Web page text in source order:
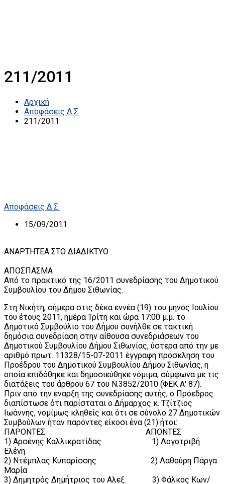
211/2011
Αρχική
Αποφάσεις Δ.Σ.
211/2011
Αποφάσεις Δ.Σ.
15/09/2011
ΑΝΑΡΤΗΤΕΑ ΣΤΟ ΔΙΑΔΙΚΤΥΟ
ΑΠΟΣΠΑΣΜΑ
Από το πρακτικό της 16/2011 συνεδρίασης του Δημοτικού
Συμβουλίου του Δήμου Σιθωνίας.
Στη Νικήτη, σήμερα στις δέκα εννέα (19) του μηνός Ιουλίου
του έτους 2011, ημέρα Τρίτη και ώρα 17:00 μ.μ. το
Δημοτικό Συμβούλιο του Δήμου συνήλθε σε τακτική
δημόσια συνεδρίαση στην αίθουσα συνεδριάσεων του
Δημοτικού Συμβουλίου Δήμου Σιθωνίας, ύστερα από την με
αριθμό πρωτ. 11328/15-07-2011 έγγραφη πρόσκληση του
Προέδρου του Δημοτικού Συμβουλίου Δήμου Σιθωνίας, η
οποία επιδόθηκε και δημοσιεύθηκε νόμιμα, σύμφωνα με τις
διατάξεις του άρθρου 67 του Ν.3852/2010 (ΦΕΚ Α' 87).
Πριν από την έναρξη της συνεδρίασης αυτής, ο Πρόεδρος
διαπίστωσε ότι παρίσταται ο Δήμαρχος κ. Τζίτζιος
Ιωάννης, νομίμως κληθείς και ότι σε σύνολο 27 Δημοτικών
Συμβούλων ήταν παρόντες είκοσι ένα (21) ήτοι:
ΠΑΡΟΝΤΕΣ ΑΠΟΝΤΕΣ
1) Αρσένης Καλλικρατίδας 1) Λογοτριβή
Ελένη
2) Ντέμπλας Κυπαρίσσης 2) Λαθούρη Πάργα
Μαρία
3) Δημητρός Δημήτριος του Αλεξ. 3) Φάλκος Κων/